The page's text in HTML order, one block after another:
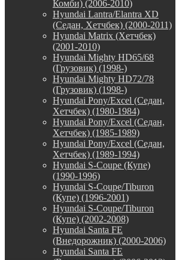
Комби) (2006-2010)
Hyundai Lantra/Elantra XD
(Седан, Хетчбек) (2000-2011)
Hyundai Matrix (Хетчбек)
(2001-2010)
Hyundai Mighty HD65/68
(Грузовик) (1998-)
Hyundai Mighty HD72/78
(Грузовик) (1998-)
Hyundai Pony/Excel (Седан,
Хетчбек) (1980-1984)
Hyundai Pony/Excel (Седан,
Хетчбек) (1985-1989)
Hyundai Pony/Excel (Седан,
Хетчбек) (1989-1994)
Hyundai S-Coupe (Купе)
(1990-1996)
Hyundai S-Coupe/Tiburon
(Купе) (1996-2001)
Hyundai S-Coupe/Tiburon
(Купе) (2002-2008)
Hyundai Santa FE
(Внедорожник) (2000-2006)
Hyundai Santa FE